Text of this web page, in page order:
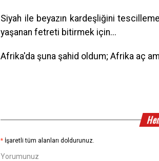
Siyah ile beyazın kardeşliğini
yaşanan fetreti bitirmek için...
Afrika'da şuna şahid oldum; Afrika aç
* İşaretli tüm alanları doldurunuz.
Yorumunuz